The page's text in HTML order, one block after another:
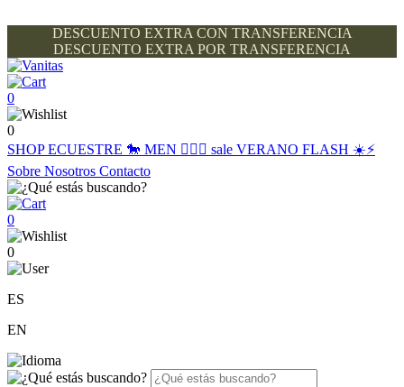
DESCUENTO EXTRA CON TRANSFERENCIA
DESCUENTO EXTRA POR TRANSFERENCIA
0
0
SHOPECUESTRE 🐎 MEN 🙋🏽‍♂️ sale VERANO FLASH ☀️⚡️
Sobre Nosotros Contacto
0
0
ES
EN